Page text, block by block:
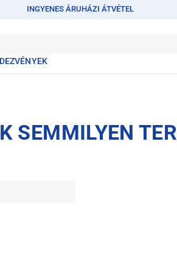
INGYENES ÁRUHÁZI ÁTVÉTEL
SEMMILYEN